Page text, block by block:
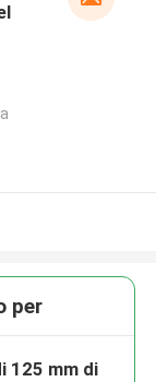
per
125 mm di